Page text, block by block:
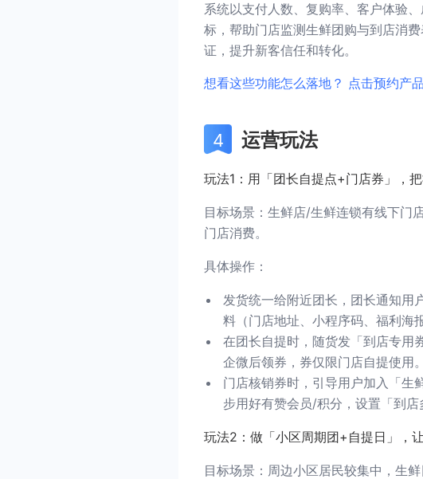
系统以支付人数、复购率、客户体验
标，帮助门店监测生鲜团购与到店消
证，提升新客信任和转化。
想看这些功能怎么落地？ 点击预约产
运营玩法
玩法1：用「团长自提点+门店券」，
目标场景：生鲜店/生鲜连锁有线下门
门店消费。
具体操作：
发货统一给附近团长，团长通知用
料（门店地址、小程序码、福利海报
在团长自提时，随货发「到店专用
企微后领券，券仅限门店自提使用。
门店核销券时，引导用户加入「生
步用好有赞会员/积分，设置「到店
玩法2：做「小区周期团+自提日」，
目标场景：周边小区居民较集中，生